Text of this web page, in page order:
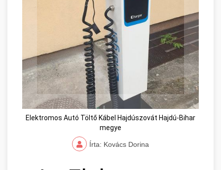
Elektromos Autó Töltő Kábel Hajdúszovát Hajdú-Bihar
megye
Írta: Kovács Dorina